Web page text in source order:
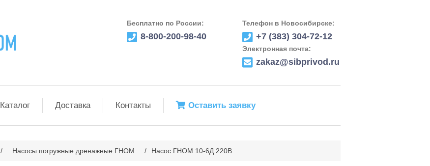
Бесплатно по России:
8-800-200-98-40
Телефон в Новосибирске:
+7 (383) 304-72-12
Электронная почта:
zakaz@sibprivod.ru
Каталог Доставка Контакты Оставить заявку
/ Насосы погружные дренажные ГНОМ / Насос ГНОМ 10-6Д 220В